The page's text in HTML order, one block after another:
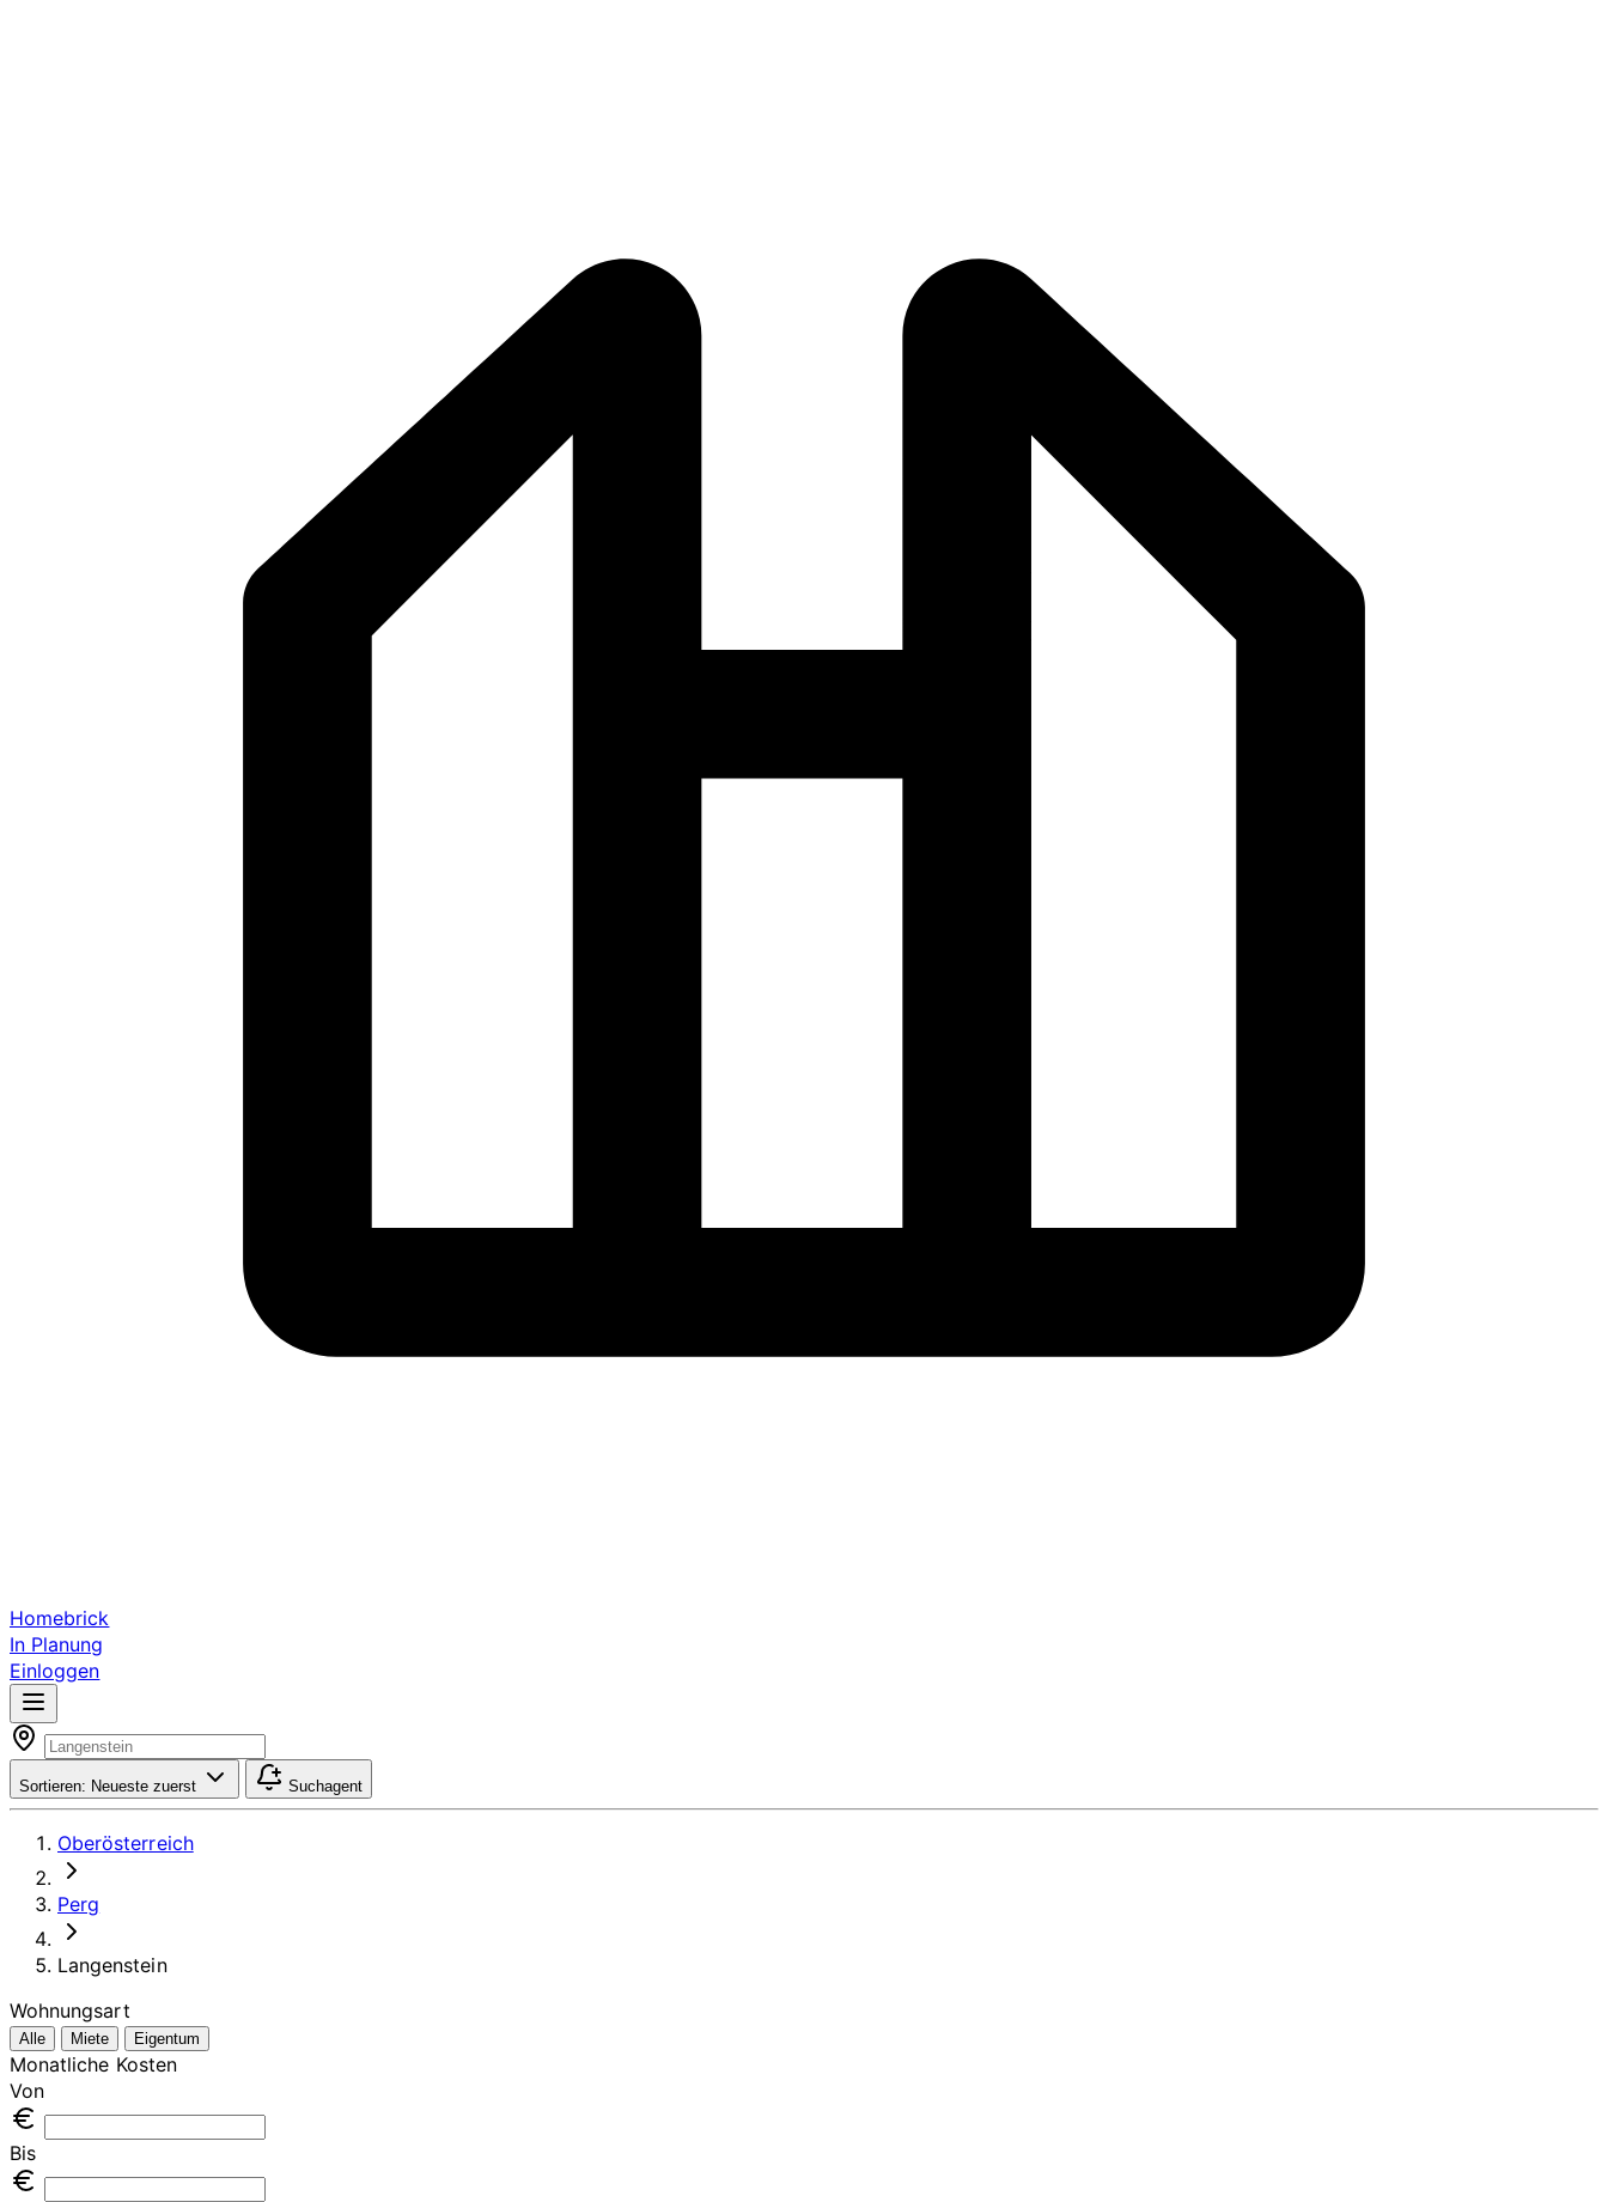
Homebrick
In Planung
Einloggen
Sortieren: Neueste zuerst Suchagent
Oberösterreich
Perg
Langenstein
Wohnungsart
Alle Miete Eigentum
Monatliche Kosten
Von
Bis